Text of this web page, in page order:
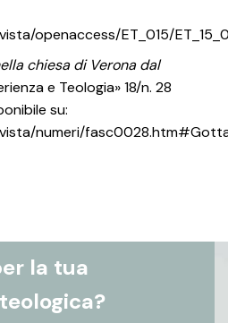
openaccess/ET_015/
chiesa di Verona dal
e Teologia» 18/n. 28
su:
numeri/
la tua